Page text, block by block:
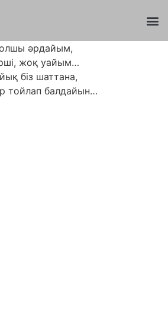
әрдайым,
жоқ уайым…
біз шаттана,
тойлап балдайын…